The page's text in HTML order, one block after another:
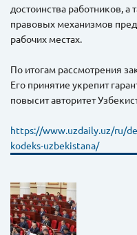
достоинства работников,
правовых механизмов
рабочих местах.
По итогам рассмотрения
Его принятие укрепит
повысит авторитет
https://www.uzdaily.uz/ru/
kodeks-uzbekistana/